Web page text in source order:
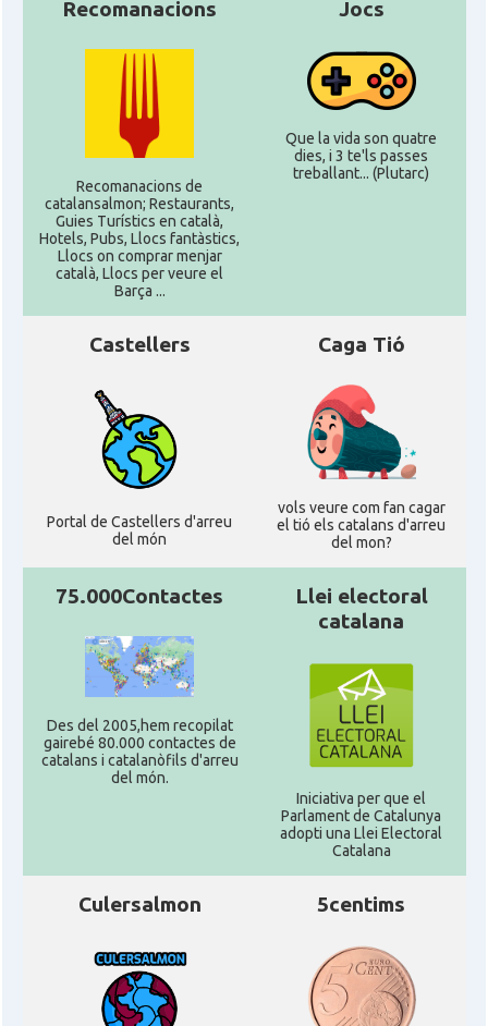
Recomanacions
Recomanacions de
catalansalmon; Restaurants,
Guies Turístics en català,
Hotels, Pubs, Llocs fantàstics,
Llocs on comprar menjar
català, Llocs per veure el
Barça ...
Jocs
Que la vida son quatre
dies, i 3 te'ls passes
treballant... (Plutarc)
Castellers
Portal de Castellers d'arreu
del món
Caga Tió
vols veure com fan cagar
el tió els catalans d'arreu
del mon?
75.000Contactes
Des del 2005,hem recopilat
gairebé 80.000 contactes de
catalans i catalanòfils d'arreu
del món.
Llei electoral
catalana
Iniciativa per que el
Parlament de Catalunya
adopti una Llei Electoral
Catalana
Culersalmon 5centims